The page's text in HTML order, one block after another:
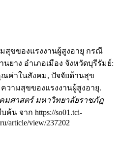
มสุขของแรงงานผู้สูงอายุ กรณี
ยาง อำเภอเมือง จังหวัดบุรีรัมย์:
ค่าในสังคม, ปัจจัยด้านสุข
วามสุขของแรงงานผู้สูงอายุ.
มศาสตร์ มหาวิทยาลัยราชภัฏ
บค้น จาก https://so01.tci-
article/view/237202